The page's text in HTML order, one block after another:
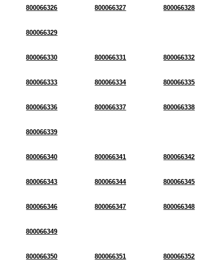
800066326 800066327 800066328
800066329
800066330 800066331 800066332
800066333 800066334 800066335
800066336 800066337 800066338
800066339
800066340 800066341 800066342
800066343 800066344 800066345
800066346 800066347 800066348
800066349
800066350 800066351 800066352